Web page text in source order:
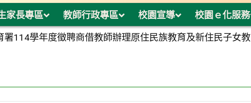
家長專區 教師行政專區 校園宣導 校園ｅ化服務
114學年度徵聘商借教師辦理原住民族教育及新住民子女